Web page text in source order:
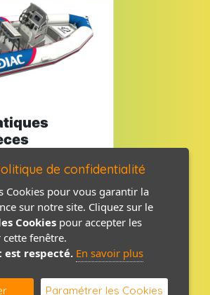
Mentions légales
Politique de confidentialité
Contact / Plan
de confidentialité
Cookies pour vous garantir la
sur notre site. Cliquez sur le
Cookies pour accepter les
fenêtre.
respecté. En savoir plus
Paramétrer les Cookies